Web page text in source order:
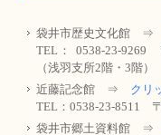
袋井市歴史文化館 ⇒
TEL： 0538-23-9269
（浅羽支所2階・3階）
近藤記念館 ⇒ クリ
TEL：0538-23-8511
袋井市郷土資料館 ⇒